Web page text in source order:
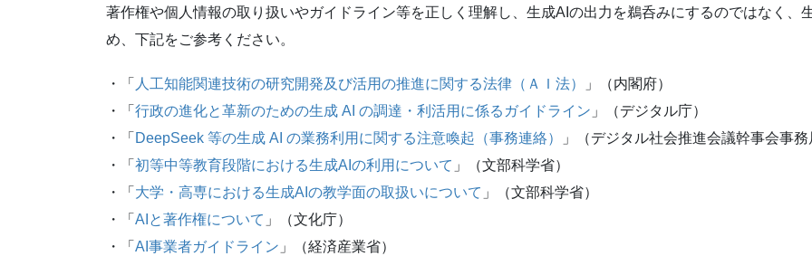
著作権や個人情報の取り扱いやガイドライン等を正しく理解し、生成AIの出力を鵜呑みにするのではなく、
め、下記をご参考ください。
・「 人工知能関連技術の研究開発及び活用の推進に関する法律（ＡＩ法）
」（内閣府）
・「 行政の進化と革新のための生成 AI の調達・利活用に係るガイドライン 」（デジタル庁）
・「 DeepSeek 等の生成 AI の業務利用に関する注意喚起（事務連絡）
」（デジタル社会推進会議幹事会事務
・「 初等中等教育段階における生成AIの利用について 」（文部科学省）
・「 大学・高専における生成AIの教学面の取扱いについて 」（文部科学省）
・「 AIと著作権について 」（文化庁）
・「 AI事業者ガイドライン 」（経済産業省）